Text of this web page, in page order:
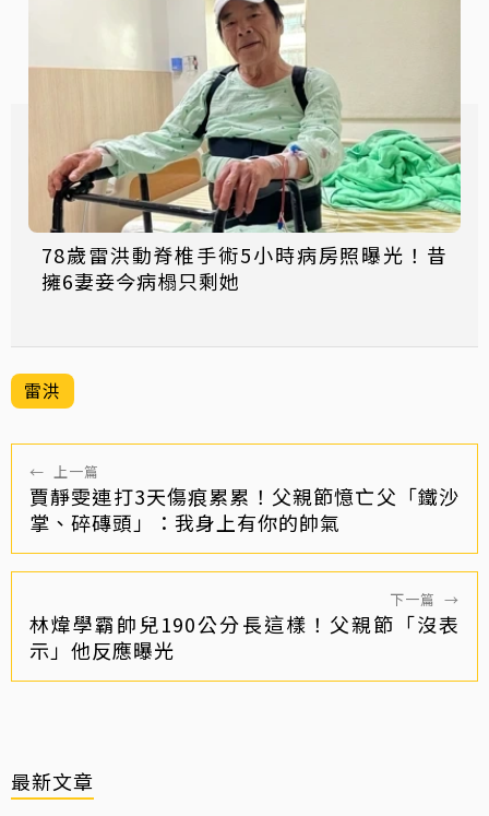
78歲雷洪動脊椎手術5小時病房照曝光！昔
擁6妻妾今病榻只剩她
雷洪
← 上一篇
賈靜雯連打3天傷痕累累！父親節憶亡父「鐵沙
掌、碎磚頭」：我身上有你的帥氣
下一篇 →
林煒學霸帥兒190公分長這樣！父親節「沒表
示」他反應曝光
最新文章